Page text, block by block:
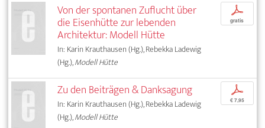
Von der spontanen Zuflucht über
die Eisenhütte zur lebenden
Architektur: Modell Hütte
In: Karin Krauthausen (Hg.), Rebekka Ladewig
(Hg.),Modell Hütte
p
gratis
Zu den Beiträgen & Danksagung
In: Karin Krauthausen (Hg.), Rebekka Ladewig
(Hg.),Modell Hütte
p
€ 7,95